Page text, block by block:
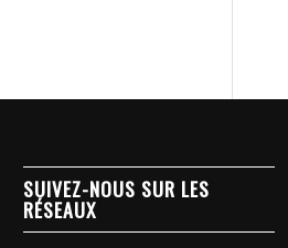
SUIVEZ-NOUS SUR LES
RÉSEAUX